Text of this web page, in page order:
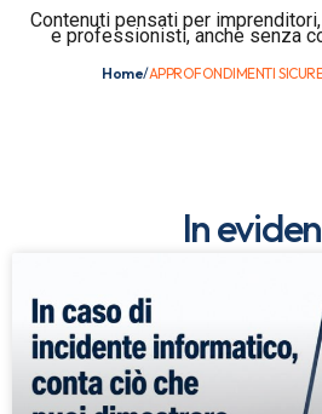
Contenuti pensati per
e professionisti, anche senza
Home/APPROFONDIMENTI
In